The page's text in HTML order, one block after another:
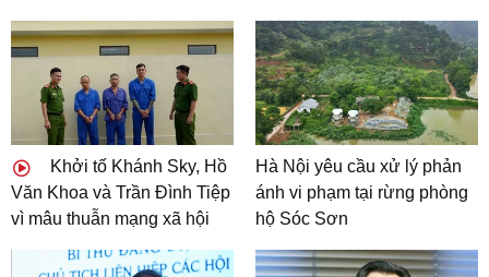
Khởi tố Khánh Sky, Hồ
Văn Khoa và Trần Đình Tiệp
vì mâu thuẫn mạng xã hội
Hà Nội yêu cầu xử lý phản
ánh vi phạm tại rừng phòng
hộ Sóc Sơn